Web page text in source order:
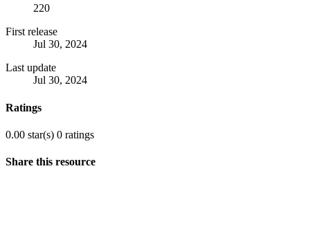
220
First release
Jul 30, 2024
Last update
Jul 30, 2024
Ratings
0.00 star(s) 0 ratings
Share this resource